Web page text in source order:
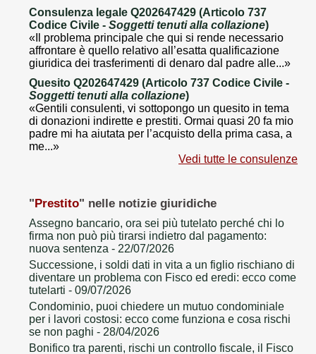
Consulenza legale Q202647429 (Articolo 737
Codice Civile - Soggetti tenuti alla collazione)
«Il problema principale che qui si rende necessario
affrontare è quello relativo all’esatta qualificazione
giuridica dei trasferimenti di denaro dal padre alle...»
Quesito Q202647429 (Articolo 737 Codice Civile -
Soggetti tenuti alla collazione)
«Gentili consulenti, vi sottopongo un quesito in tema
di donazioni indirette e prestiti. Ormai quasi 20 fa mio
padre mi ha aiutata per l’acquisto della prima casa, a
me...»
Vedi tutte le consulenze
"Prestito" nelle notizie giuridiche
Assegno bancario, ora sei più tutelato perché chi lo
firma non può più tirarsi indietro dal pagamento:
nuova sentenza - 22/07/2026
Successione, i soldi dati in vita a un figlio rischiano di
diventare un problema con Fisco ed eredi: ecco come
tutelarti - 09/07/2026
Condominio, puoi chiedere un mutuo condominiale
per i lavori costosi: ecco come funziona e cosa rischi
se non paghi - 28/04/2026
Bonifico tra parenti, rischi un controllo fiscale, il Fisco